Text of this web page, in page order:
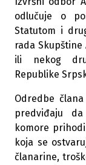
odlučuje o
Statutom i
rada
ili nekog
Republike
Odredbe
predviđaju
komore
koja se
članarine,